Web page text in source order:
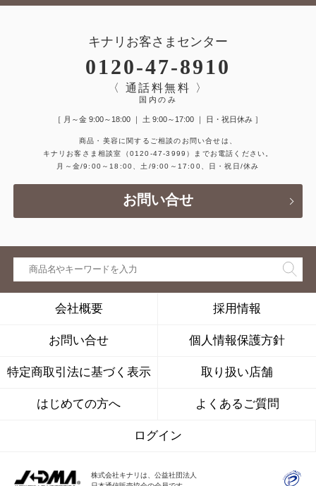
キナリお客さまセンター
0120-47-8910
〈 通話料無料 〉
国内のみ
［ 月～金 9:00～18:00 ｜ 土 9:00～17:00 ｜ 日・祝日休み ］
商品・美容に関するご相談のお問い合せは、
キナリお客さま相談室
（0120-47-3999）
までお電話ください。
月～金/9:00～18:00、土/9:00～17:00、日・祝日/休み
お問い合せ
会社概要 採用情報
お問い合せ 個人情報保護方針
特定商取引法に基づく表示 取り扱い店舗
はじめての方へ よくあるご質問
ログイン
株式会社キナリは、公益社団法人